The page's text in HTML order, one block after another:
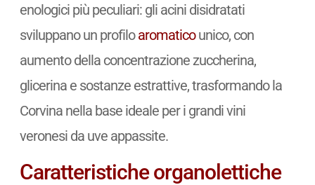
enologici più peculiari: gli acini disidratati
sviluppano un profiloaromaticounico, con
aumento della concentrazione zuccherina,
glicerina e sostanze estrattive, trasformando la
Corvina nella base ideale per i grandi vini
veronesi da uve appassite.
Caratteristiche organolettiche